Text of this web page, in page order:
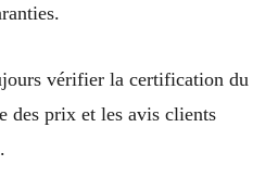
vérifier la certification du
des prix et les avis clients